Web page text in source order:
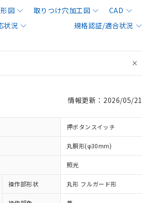
図 取りつけ穴加工図
CAD
状況
規格認証/適合状況
情報更新：2026/05/21
押ボタンスイッチ
丸胴形(φ30mm)
照光
操作部形状 丸形 フルガード形